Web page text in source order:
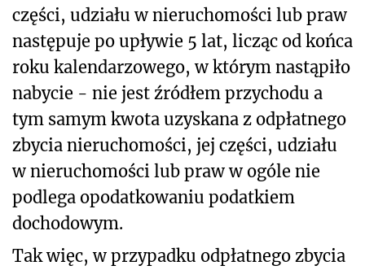
części, udziału w nieruchomości lub praw
następuje po upływie 5 lat, licząc od końca
roku kalendarzowego, w którym nastąpiło
nabycie - nie jest źródłem przychodu a
tym samym kwota uzyskana z odpłatnego
zbycia nieruchomości, jej części, udziału
w nieruchomości lub praw w ogóle nie
podlega opodatkowaniu podatkiem
dochodowym.
Tak więc, w przypadku odpłatnego zbycia